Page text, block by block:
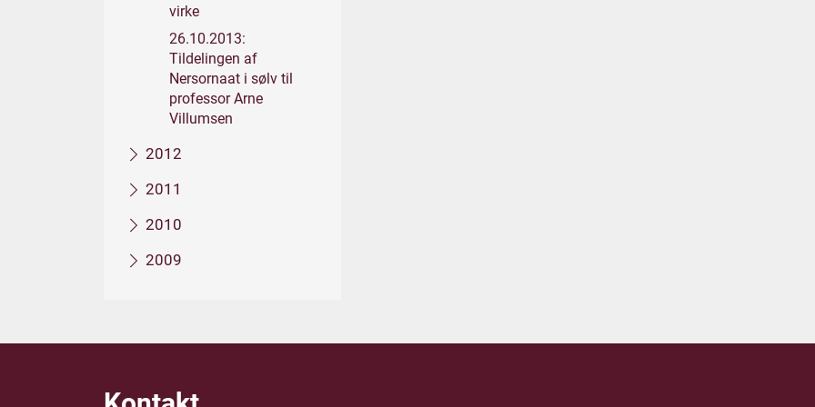
virke
26.10.2013:
Tildelingen af
Nersornaat i sølv til
professor Arne
Villumsen
2012
2011
2010
2009